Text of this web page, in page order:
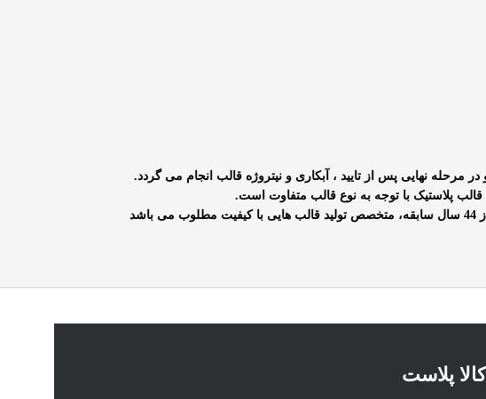
مرحله نهایی پس از تایید ، آبکاری و نیتروژه قالب انجام می گردد.
پلاستیک با توجه به نوع قالب متفاوت است.
پلاست